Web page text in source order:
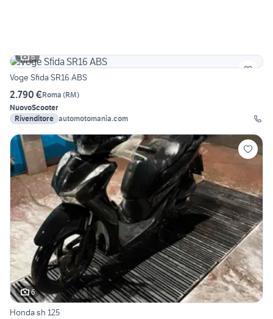
6
Voge Sfida SR16 ABS
2.790 €Roma (RM)
NuovoScooter
Rivenditore automotomania.com
6
Honda sh 125